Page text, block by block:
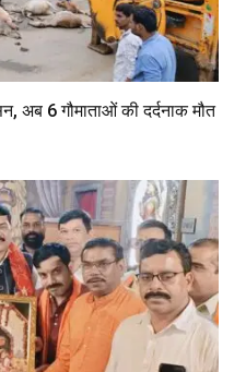
अब 6 गौमाताओं की दर्दनाक मौत